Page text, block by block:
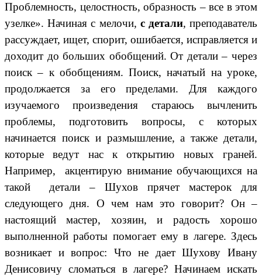
Проблемность, целостность, образность – все в этом
узелке». Начиная с мелочи, с детали, преподаватель
рассуждает, ищет, спорит, ошибается, исправляется и
доходит до больших обобщений. От детали – через
поиск – к обобщениям. Поиск, начатый на уроке,
продолжается за его пределами. Для каждого
изучаемого произведения стараюсь вычленить
проблемы, подготовить вопросы, с которых
начинается поиск и размышление, а также детали,
которые ведут нас к открытию новых граней.
Например, акцентирую внимание обучающихся на
такой детали – Шухов прячет мастерок для
следующего дня. О чем нам это говорит? Он –
настоящий мастер, хозяин, и радость хорошо
выполненной работы помогает ему в лагере. Здесь
возникает и вопрос: Что не дает Шухову Ивану
Денисовичу сломаться в лагере? Начинаем искать